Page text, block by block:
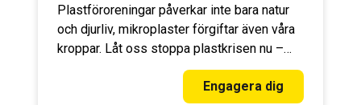
Plastföroreningar påverkar inte bara natur
och djurliv, mikroplaster förgiftar även våra
kroppar. Låt oss stoppa plastkrisen nu –
Engagera dig